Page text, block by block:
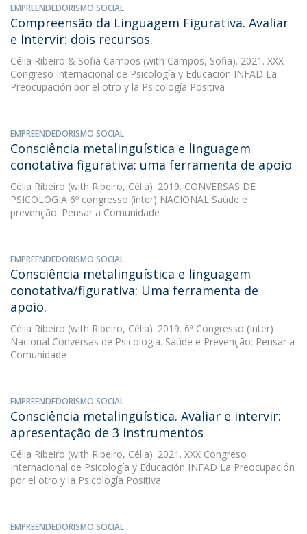
EMPREENDEDORISMO SOCIAL
Compreensão da Linguagem Figurativa. Avaliar
e Intervir: dois recursos.
Célia Ribeiro & Sofia Campos (with Campos, Sofia). 2021. XXX
Congreso Internacional de Psicología y Educación INFAD La
Preocupación por el otro y la Psicología Positiva
EMPREENDEDORISMO SOCIAL
Consciência metalinguística e linguagem
conotativa figurativa: uma ferramenta de apoio
Célia Ribeiro (with Ribeiro, Célia). 2019. CONVERSAS DE
PSICOLOGIA 6º congresso (inter) NACIONAL Saúde e
prevenção: Pensar a Comunidade
EMPREENDEDORISMO SOCIAL
Consciência metalinguística e linguagem
conotativa/figurativa: Uma ferramenta de
apoio.
Célia Ribeiro (with Ribeiro, Célia). 2019. 6ª Congresso (Inter)
Nacional Conversas de Psicologia. Saúde e Prevenção: Pensar a
Comunidade
EMPREENDEDORISMO SOCIAL
Consciência metalingüística. Avaliar e intervir:
apresentação de 3 instrumentos
Célia Ribeiro (with Ribeiro, Célia). 2021. XXX Congreso
Internacional de Psicología y Educación INFAD La Preocupación
por el otro y la Psicología Positiva
EMPREENDEDORISMO SOCIAL